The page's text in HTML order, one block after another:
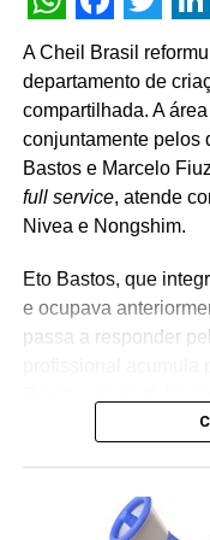
WhatsApp
A Cheil Brasil
departamento de
compartilhada. A
conjuntamente pelos
Bastos e Marcelo
full service, atende
Nivea e Nongshim.
Eto Bastos, que
e ocupava
passa a responder
Já Marcelo Fiuza
casa entre 2023 e
Fiuza reúne